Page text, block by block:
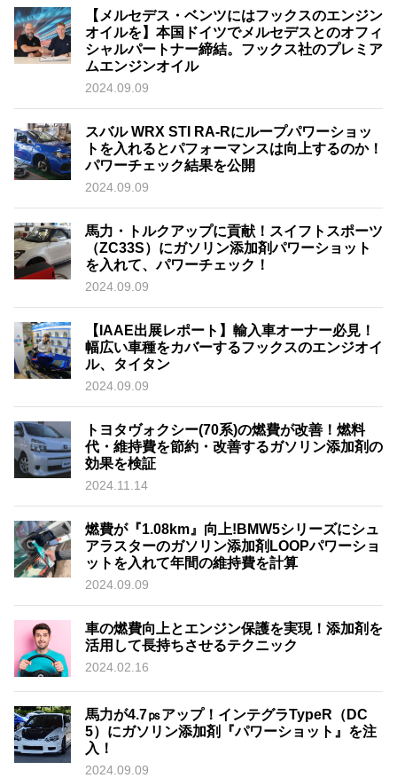
【メルセデス・ベンツにはフックスのエンジン
オイルを】本国ドイツでメルセデスとのオフィ
シャルパートナー締結。フックス社のプレミア
ムエンジンオイル
2024.09.09
スバル WRX STI RA-Rにループパワーショッ
トを入れるとパフォーマンスは向上するのか！
パワーチェック結果を公開
2024.09.09
馬力・トルクアップに貢献！スイフトスポーツ
（ZC33S）にガソリン添加剤パワーショット
を入れて、パワーチェック！
2024.09.09
【IAAE出展レポート】輸入車オーナー必見！
幅広い車種をカバーするフックスのエンジオイ
ル、タイタン
2024.09.09
トヨタヴォクシー(70系)の燃費が改善！燃料
代・維持費を節約・改善するガソリン添加剤の
効果を検証
2024.11.14
燃費が『1.08km』向上!BMW5シリーズにシュ
アラスターのガソリン添加剤LOOPパワーショ
ットを入れて年間の維持費を計算
2024.09.09
車の燃費向上とエンジン保護を実現！添加剤を
活用して長持ちさせるテクニック
2024.02.16
馬力が4.7㎰アップ！インテグラTypeR（DC
5）にガソリン添加剤『パワーショット』を注
入！
2024.09.09